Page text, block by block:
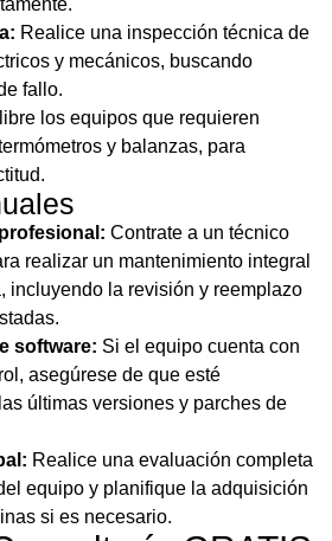
Realice una inspección técnica de
y mecánicos, buscando
fallo.
los equipos que requieren
y balanzas, para
Contrate a un técnico
realizar un mantenimiento integral
incluyendo la revisión y reemplazo
software: Si el equipo cuenta con
asegúrese de que esté
últimas versiones y parches de
Realice una evaluación completa
equipo y planifique la adquisición
si es necesario.